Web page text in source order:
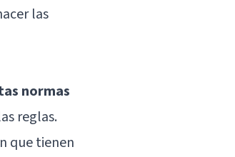
las
normas
reglas.
que tienen